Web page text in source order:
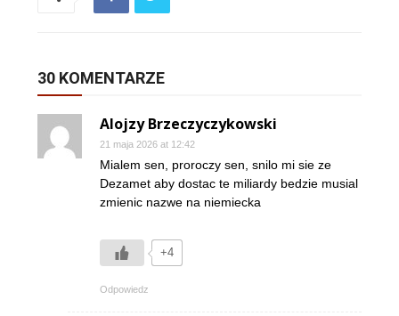
30 KOMENTARZE
Alojzy Brzeczyczykowski
21 maja 2026 at 12:42
Mialem sen, proroczy sen, snilo mi sie ze
Dezamet aby dostac te miliardy bedzie musial
zmienic nazwe na niemiecka
+4
Odpowiedz